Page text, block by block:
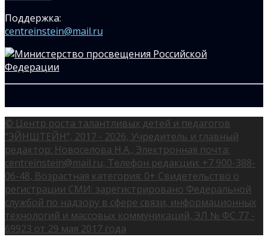
Поддержка:
centreinstein@mail.ru
© Центр роста талантливых детей и педагогов
"ЭЙНШТЕЙН", 2017 - 2026, Учредитель и главный
редактор: Новоселова Н.А., Электронная почта:
centreinstein@mail.ru, Телефон редакции: +7 900-388-
06-48, Возрастная категория: 0+ Свидетельство о
регистрации СМИ: зарегистрировано Федеральной
службой по надзору в сфере связи, информационных
технологий и массовых коммуникаций, ЭЛ № ФС 77 -
69923 от 29 мая 2017 года